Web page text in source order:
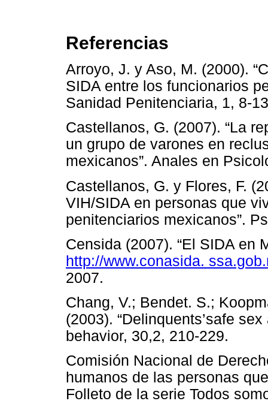
Referencias
Arroyo, J. y Aso, M. (2000).
SIDA entre los funcionarios
Sanidad Penitenciaria, 1, 8-
Castellanos, G. (2007). “La
un grupo de varones en
mexicanos”. Anales en
Castellanos, G. y Flores, F.
VIH/SIDA en personas que
penitenciarios mexicanos”.
Censida (2007). “El SIDA en
http://www.conasida.
2007.
Chang, V.; Bendet. S.;
(2003). “Delinquents’safe
behavior, 30,2, 210-229.
Comisión Nacional de
humanos de las personas
Folleto de la serie Todos